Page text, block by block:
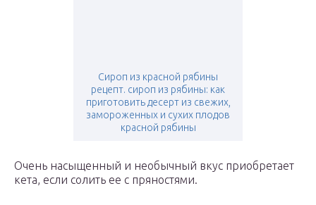
Сироп из красной рябины
рецепт. сироп из рябины: как
приготовить десерт из свежих,
замороженных и сухих плодов
красной рябины
Очень насыщенный и необычный вкус приобретает
кета, если солить ее с пряностями.